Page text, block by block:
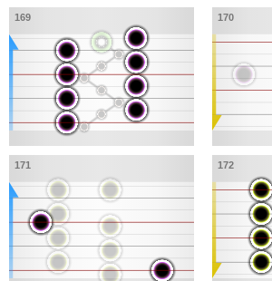
169 170
171 172